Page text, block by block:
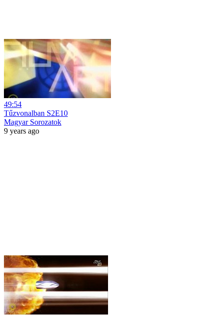
49:54
Tűzvonalban S2E10
Magyar Sorozatok
9 years ago